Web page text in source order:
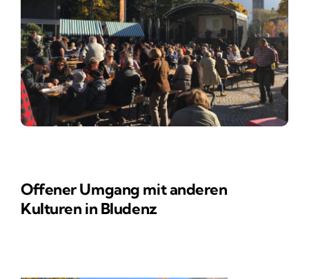
Offener Umgang mit anderen
Kulturen in Bludenz